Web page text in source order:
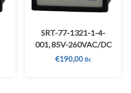
SRT-77-1321-1-4-
001, 85V-260VAC/DC
€190,00 Br.